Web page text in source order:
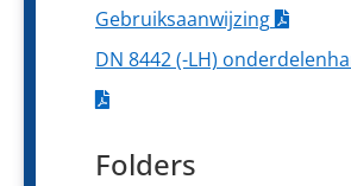
Gebruiksaanwijzing
DN 8442 (-LH)
Folders